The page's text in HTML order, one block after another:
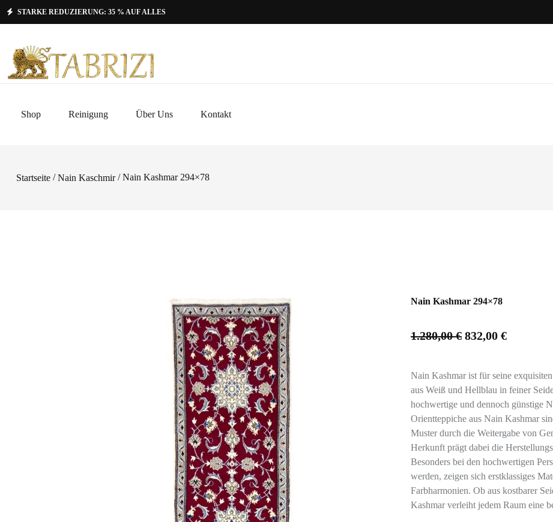
STARKE REDUZIERUNG: 35 % AUF ALLES
Shop Reinigung Über Uns Kontakt
Startseite /Nain Kaschmir/ Nain Kashmar 294×78
Nain Kashmar 294×78
1.280,00€ 832,00 €
Nain Kashmar ist für seine
aus Weiß und Hellblau in feiner
hochwertige und dennoch günstige
Orientteppiche aus Nain Kashmar
Muster durch die Weitergabe von
Herkunft prägt dabei die
Besonders bei den hochwertigen
werden, zeigen sich erstklassiges
Farbharmonien. Ob aus kostbarer
Kashmar verleiht jedem Raum eine